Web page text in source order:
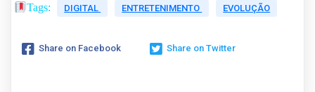
Tags: DIGITAL ENTRETENIMENTO EVOLUÇÃO
Share on Facebook Share on Twitter